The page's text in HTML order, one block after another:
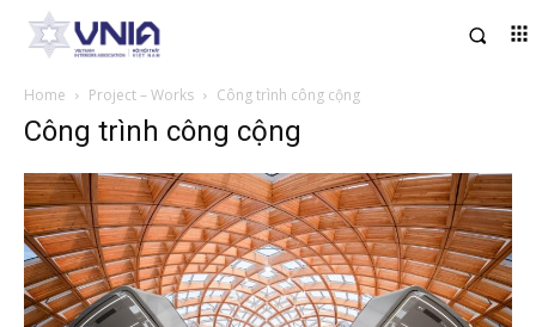
Home Project – Works Công trình công cộng
Công trình công cộng